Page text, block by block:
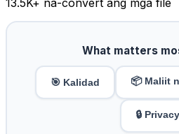
What matters
🎯 Kalidad 📦 Maliit
🔒 Privacy